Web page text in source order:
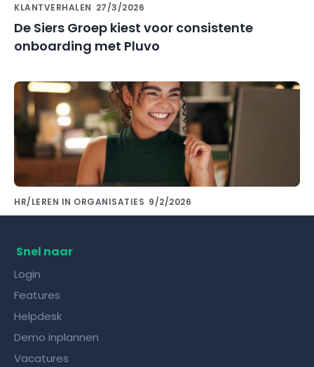
KLANTVERHALEN 27/3/2026
De Siers Groep kiest voor consistente
onboarding met Pluvo
HR/LEREN IN ORGANISATIES 9/2/2026
Snel naar
Login
Features
Helpdesk
Demo inplannen
Vacatures